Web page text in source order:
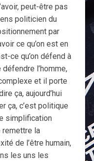
peut-être pas
politicien du
par
ce qu’on est en
ce qu’on défend à
l’homme,
et il porte
ça, aujourd’hui
ça, c’est politique
simplification
remettre la
de l’être humain,
les uns les